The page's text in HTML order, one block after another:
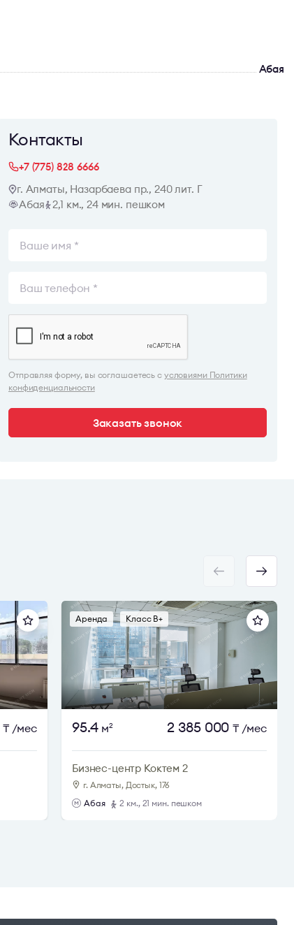
Абая
Контакты
+7 (775) 828 6666
г. Алматы, Назарбаева пр., 240 лит. Г
Абая
2,1 км., 24 мин. пешком
Отправляя форму, вы соглашаетесь с условиями Политики
конфиденциальности
Заказать звонок
₸ /мес
Аренда Класс B+
95.4 м2 2 385 000 ₸ /мес
Бизнес-центр Коктем 2
г. Алматы, Достык, 176
Абая
2 км., 21 мин. пешком